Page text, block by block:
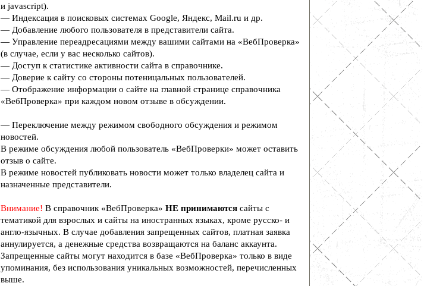
и javascript).
— Индексация в поисковых системах Google, Яндекс, Mail.ru и др.
— Добавление любого пользователя в представители сайта.
— Управление переадресациями между вашими сайтами на «ВебПроверка»
(в случае, если у вас несколько сайтов).
— Доступ к статистике активности сайта в справочнике.
— Доверие к сайту со стороны потеницальных пользователей.
— Отображение информации о сайте на главной странице справочника
«ВебПроверка» при каждом новом отзыве в обсуждении.
— Переключение между режимом свободного обсуждения и режимом
новостей.
В режиме обсуждения любой пользователь «ВебПроверки» может оставить
отзыв о сайте.
В режиме новостей публиковать новости может только владелец сайта и
назначенные представители.
Внимание! В справочник «ВебПроверка» НЕ принимаются сайты с
тематикой для взрослых и сайты на иностранных языках, кроме русско- и
англо-язычных. В случае добавления запрещенных сайтов, платная заявка
аннулируется, а денежные средства возвращаются на баланс аккаунта.
Запрещенные сайты могут находится в базе «ВебПроверка» только в виде
упоминания, без использования уникальных возможностей, перечисленных
выше.